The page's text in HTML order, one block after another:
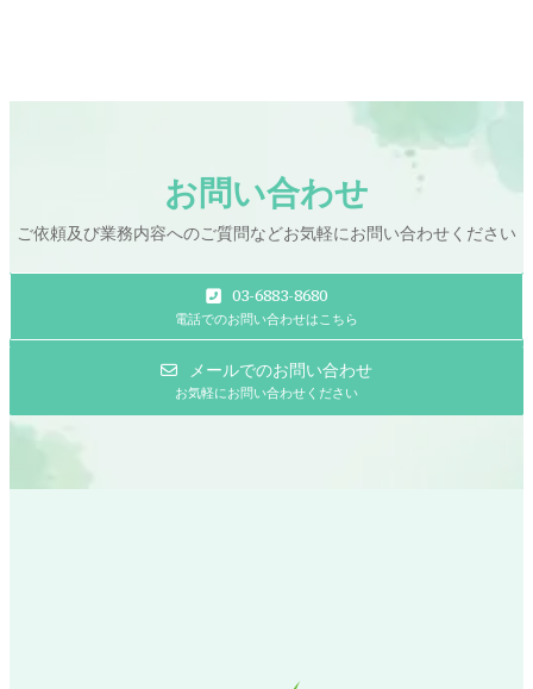
お問い合わせ
ご依頼及び業務内容へのご質問などお気軽にお問い合わせください
03-6883-8680
電話でのお問い合わせはこちら
メールでのお問い合わせ
お気軽にお問い合わせください